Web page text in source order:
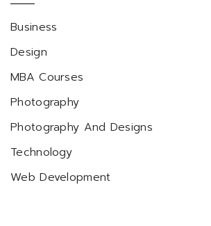
Business
Design
MBA Courses
Photography
Photography And Designs
Technology
Web Development